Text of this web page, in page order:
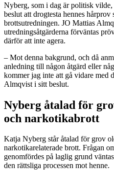
Nyberg, som i dag är politisk vilde,
beslut att drogtesta hennes hårprov
brottsutredningen. JO Mattias
utredningsåtgärderna förväntas
därför att inte agera.
– Mot denna bakgrund, och då
anledning till någon åtgärd eller
kommer jag inte att gå vidare med
Almqvist i sitt beslut.
Nyberg åtalad för
och narkotikabrott
Katja Nyberg står åtalad för grov
narkotikarelaterade brott. Frågan
genomfördes på laglig grund
den rättsliga processen mot henne.